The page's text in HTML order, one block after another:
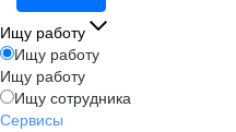
Ищу работу
Ищу работу
Ищу работу
Ищу сотрудника
Сервисы